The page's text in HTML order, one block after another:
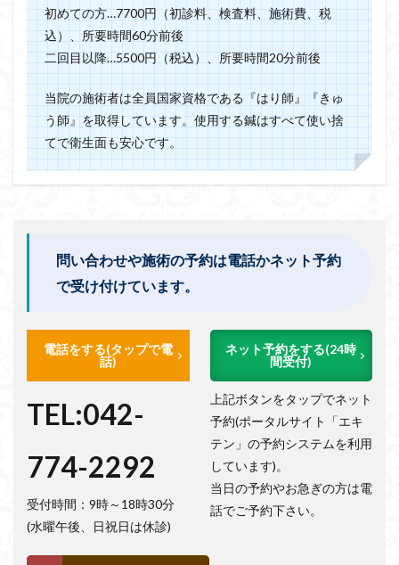
初めての方…7700円（初診料、検査料、施術費、税
込）、所要時間60分前後
二回目以降…5500円（税込）、所要時間20分前後
当院の施術者は全員国家資格である『はり師』『きゅ
う師』を取得しています。使用する鍼はすべて使い捨
てで衛生面も安心です。
問い合わせや施術の予約は電話かネット予約
で受け付けています。
電話をする(タップで電
話)
TEL:042-
774-2292
受付時間：9時～18時30分
(水曜午後、日祝日は休診)
ネット予約をする(24時
間受付)
上記ボタンをタップでネット
予約(ポータルサイト「エキ
テン」の予約システムを利用
しています)。
当日の予約やお急ぎの方は電
話でご予約下さい。